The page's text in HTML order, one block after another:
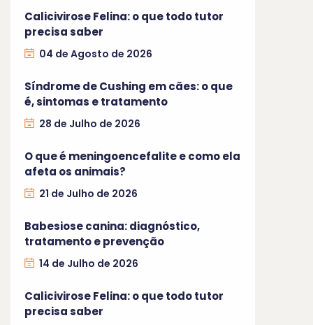
Calicivirose Felina: o que todo tutor
precisa saber
04 de Agosto de 2026
Síndrome de Cushing em cães: o que
é, sintomas e tratamento
28 de Julho de 2026
O que é meningoencefalite e como ela
afeta os animais?
21 de Julho de 2026
Babesiose canina: diagnóstico,
tratamento e prevenção
14 de Julho de 2026
Calicivirose Felina: o que todo tutor
precisa saber